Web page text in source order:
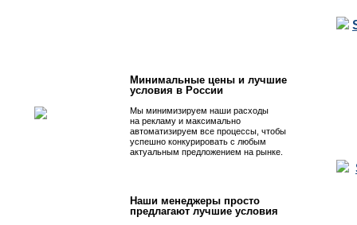
Минимальные цены и лучшие
условия в России
Мы минимизируем наши расходы
на рекламу и максимально
автоматизируем все процессы, чтобы
успешно конкурировать с любым
актуальным предложением на рынке.
Наши менеджеры просто
предлагают лучшие условия